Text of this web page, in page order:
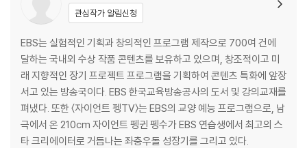
11강 동물과 식물을 사랑해요
12강 어려움을 이겨 낸 우리나라
13강 변화하는 우리 사회
14강 세계 속의 우리
08~14강 어휘 굳히기
Ⅲ. 자연·과학·수학·국어
15강 글은 어떻게 이루어질까요?
관심작가 알림신청
EBS는 실험적인 기획과 창의적인 프로그램 제작으로 700여 건에
달하는 국내외 수상 작품 콘텐츠를 보유하고 있으며, 창조적이고 미
래 지향적인 장기 프로젝트 프로그램을 기획하여 콘텐츠 특화에 앞장
서고 있는 방송국이다. EBS 한국교육방송공사의 도서 및 강의교재를
펴냈다. 또한 〈자이언트 펭TV〉는 EBS의 교양 예능 프로그램으로, 남
극에서 온 210cm 자이언트 펭귄 펭수가 EBS 연습생에서 최고의 스
타 크리에이터로 거듭나는 좌충우돌 성장기를 그리고 있다.